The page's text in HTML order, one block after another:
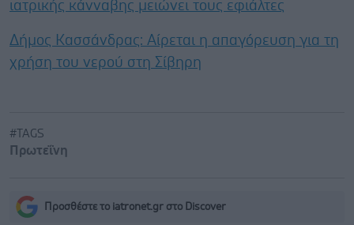
ιατρικής κάνναβης μειώνει τους εφιάλτες
Δήμος Κασσάνδρας: Αίρεται η απαγόρευση για τη
χρήση του νερού στη Σίβηρη
#TAGS
Πρωτεΐνη
Προσθέστε το iatronet.gr στο Discover